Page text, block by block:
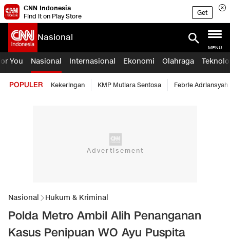
CNN Indonesia
Find it on Play Store
Get
Nasional
MENU
You Nasional Internasional Ekonomi Olahraga
POPULER Kekeringan KMP Mutiara Sentosa Febrie Adriansyah
Nasional Hukum & Kriminal
Polda Metro Ambil Alih Penanganan
Kasus Penipuan WO Ayu Puspita